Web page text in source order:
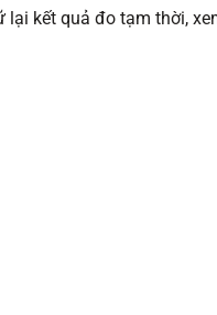
kết quả đo tạm thời,